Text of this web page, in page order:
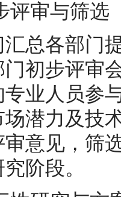
评审与筛选
总各部门
门初步评审
业人员参
潜力及技
意见，筛
阶段。